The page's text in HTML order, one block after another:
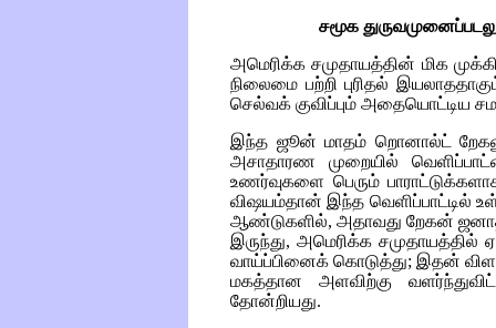
சமூக
அமெரிக்க சமுதாயத்தின் மிக
நிலைமை பற்றி புரிதல்
செல்வக் குவிப்பும் அதையொட்டிய
இந்த ஜூன் மாதம் றொனால்ட்
அசாதாரண முறையில்
உணர்வுகளை பெரும்
விஷயம்தான் இந்த வெளிப்பாட்டில்
ஆண்டுகளில், அதாவது றேகன்
இருந்து, அமெரிக்க சமுதாயத்தில்
வாய்ப்பினைக் கொடுத்து; இதன்
மகத்தான அளவிற்கு
தோன்றியது.